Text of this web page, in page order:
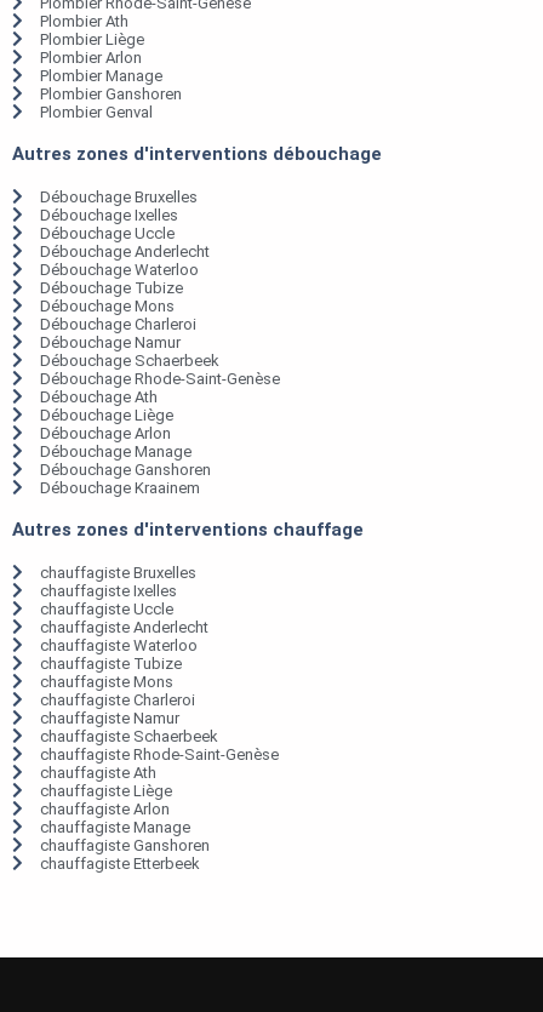
Plombier Ath
Plombier Liège
Plombier Arlon
Plombier Manage
Plombier Ganshoren
Plombier Genval
Autres zones d'interventions débouchage
Débouchage Bruxelles
Débouchage Ixelles
Débouchage Uccle
Débouchage Anderlecht
Débouchage Waterloo
Débouchage Tubize
Débouchage Mons
Débouchage Charleroi
Débouchage Namur
Débouchage Schaerbeek
Débouchage Rhode-Saint-Genèse
Débouchage Ath
Débouchage Liège
Débouchage Arlon
Débouchage Manage
Débouchage Ganshoren
Débouchage Kraainem
Autres zones d'interventions chauffage
chauffagiste Bruxelles
chauffagiste Ixelles
chauffagiste Uccle
chauffagiste Anderlecht
chauffagiste Waterloo
chauffagiste Tubize
chauffagiste Mons
chauffagiste Charleroi
chauffagiste Namur
chauffagiste Schaerbeek
chauffagiste Rhode-Saint-Genèse
chauffagiste Ath
chauffagiste Liège
chauffagiste Arlon
chauffagiste Manage
chauffagiste Ganshoren
chauffagiste Etterbeek